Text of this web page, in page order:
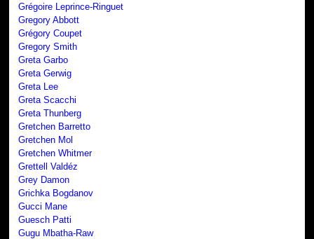
Grégoire Leprince-Ringuet
Gregory Abbott
Grégory Coupet
Gregory Smith
Greta Garbo
Greta Gerwig
Greta Lee
Greta Scacchi
Greta Thunberg
Gretchen Barretto
Gretchen Mol
Gretchen Whitmer
Grettell Valdéz
Grey Damon
Grichka Bogdanov
Gucci Mane
Guesch Patti
Gugu Mbatha-Raw